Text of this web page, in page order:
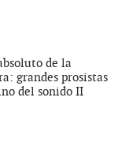
de la
grandes prosistas
del sonido II